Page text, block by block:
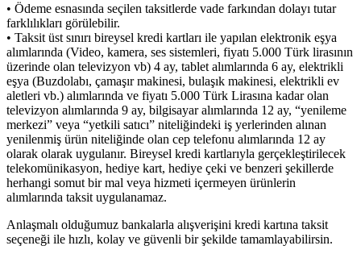
• Ödeme esnasında seçilen taksitlerde vade farkından dolayı tutar
farklılıkları görülebilir.
• Taksit üst sınırı bireysel kredi kartları ile yapılan elektronik eşya
alımlarında (Video, kamera, ses sistemleri, fiyatı 5.000 Türk lirasının
üzerinde olan televizyon vb) 4 ay, tablet alımlarında 6 ay, elektrikli
eşya (Buzdolabı, çamaşır makinesi, bulaşık makinesi, elektrikli ev
aletleri vb.) alımlarında ve fiyatı 5.000 Türk Lirasına kadar olan
televizyon alımlarında 9 ay, bilgisayar alımlarında 12 ay, “yenileme
merkezi” veya “yetkili satıcı” niteliğindeki iş yerlerinden alınan
yenilenmiş ürün niteliğinde olan cep telefonu alımlarında 12 ay
olarak olarak uygulanır. Bireysel kredi kartlarıyla gerçekleştirilecek
telekomünikasyon, hediye kart, hediye çeki ve benzeri şekillerde
herhangi somut bir mal veya hizmeti içermeyen ürünlerin
alımlarında taksit uygulanamaz.
Anlaşmalı olduğumuz bankalarla alışverişini kredi kartına taksit
seçeneği ile hızlı, kolay ve güvenli bir şekilde tamamlayabilirsin.